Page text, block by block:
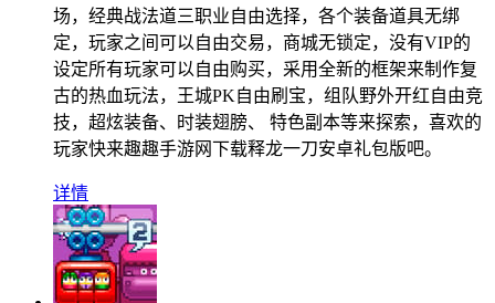
场，经典战法道三职业自由选择，各个装备道具无绑
定，玩家之间可以自由交易，商城无锁定，没有VIP的
设定所有玩家可以自由购买，采用全新的框架来制作复
古的热血玩法，王城PK自由刷宝，组队野外开红自由竞
技，超炫装备、时装翅膀、 特色副本等来探索，喜欢的
玩家快来趣趣手游网下载释龙一刀安卓礼包版吧。
详情